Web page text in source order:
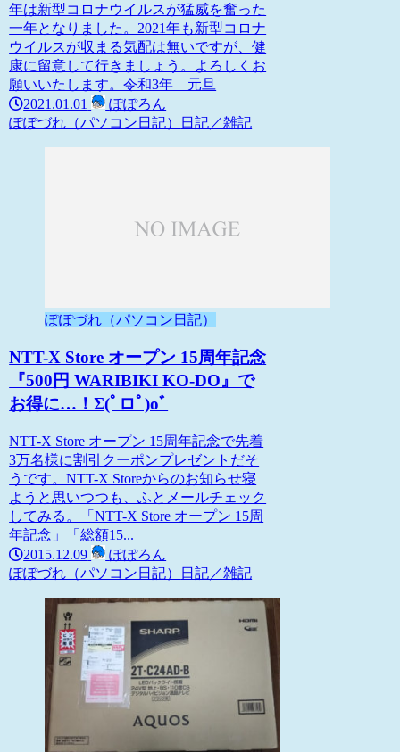
年は新型コロナウイルスが猛威を奮った
一年となりました。2021年も新型コロナ
ウイルスが収まる気配は無いですが、健
康に留意して行きましょう。よろしくお
願いいたします。令和3年 元旦
2021.01.01
ぽぽろん
ぽぽづれ（パソコン日記）
日記／雑記
ぽぽづれ（パソコン日記）
NTT-X Store オープン 15周年記念
『500円 WARIBIKI KO-DO』で
お得に…！Σ(ﾟロﾟ)oﾞ
NTT-X Store オープン 15周年記念で先着
3万名様に割引クーポンプレゼントだそ
うです。NTT-X Storeからのお知らせ寝
ようと思いつつも、ふとメールチェック
してみる。「NTT-X Store オープン 15周
年記念」「総額15...
2015.12.09
ぽぽろん
ぽぽづれ（パソコン日記）
日記／雑記